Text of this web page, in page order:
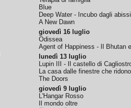
Blue
Deep Water - Incubo dagli abissi
A New Dawn
giovedì 16 luglio
Odissea
Agent of Happiness - Il Bhutan
lunedì 13 luglio
Lupin III - Il castello di
La casa dalle finestre che ridono
The Doors
giovedì 9 luglio
L'Hangar Rosso
Il mondo oltre